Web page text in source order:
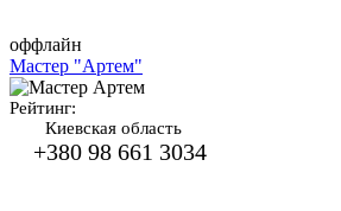
оффлайн
Мастер "Артем"
Рейтинг:
Киевская область
+380 98 661 3034